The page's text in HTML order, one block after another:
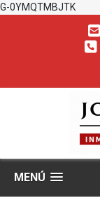
G-0YMQTMBJTK
MENÚ